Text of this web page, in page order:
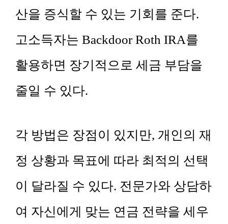
산을 증식할 수 있는 기회를 준다.
고소득자는 Backdoor Roth IRA를
활용하면 장기적으로 세금 부담을
줄일 수 있다.
각 방법은 장점이 있지만, 개인의 재
정 상황과 목표에 따라 최적의 선택
이 달라질 수 있다. 전문가와 상담하
여 자신에게 맞는 연금 전략을 세우